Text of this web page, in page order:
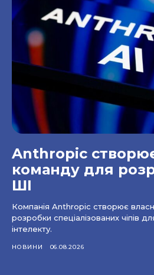
Anthropic
команду для
ШІ
Компанія Anthropic створює
розробки спеціалізованих чіпів
інтелекту.
НОВИНИ 06.08.2026